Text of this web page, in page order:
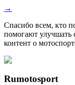
→
Спасибо всем, кто
помогают улучшать
контент о
Rumotosport